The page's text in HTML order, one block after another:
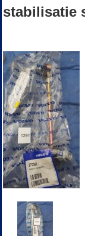
stabilisatie